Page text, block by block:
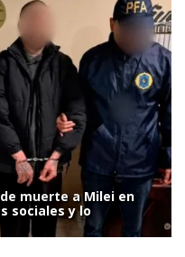
muerte a Milei en
sociales y lo